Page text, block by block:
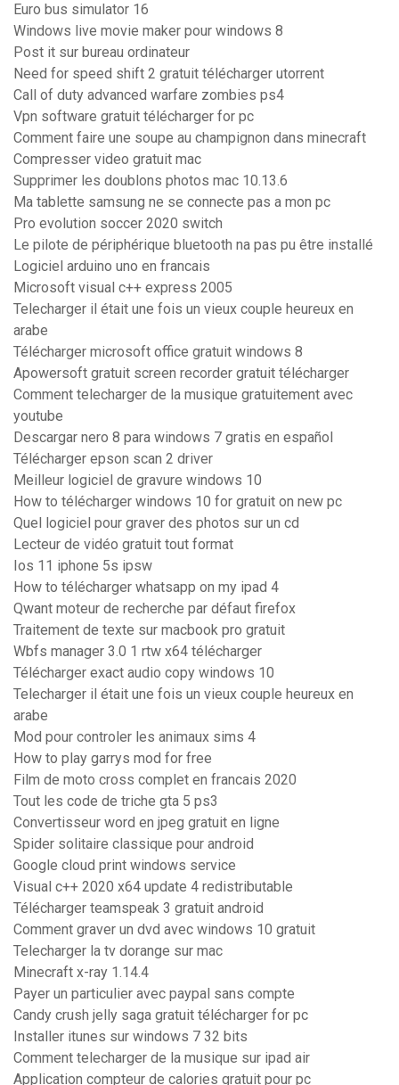
Euro bus simulator 16
Windows live movie maker pour windows 8
Post it sur bureau ordinateur
Need for speed shift 2 gratuit télécharger utorrent
Call of duty advanced warfare zombies ps4
Vpn software gratuit télécharger for pc
Comment faire une soupe au champignon dans minecraft
Compresser video gratuit mac
Supprimer les doublons photos mac 10.13.6
Ma tablette samsung ne se connecte pas a mon pc
Pro evolution soccer 2020 switch
Le pilote de périphérique bluetooth na pas pu être installé
Logiciel arduino uno en francais
Microsoft visual c++ express 2005
Telecharger il était une fois un vieux couple heureux en
arabe
Télécharger microsoft office gratuit windows 8
Apowersoft gratuit screen recorder gratuit télécharger
Comment telecharger de la musique gratuitement avec
youtube
Descargar nero 8 para windows 7 gratis en español
Télécharger epson scan 2 driver
Meilleur logiciel de gravure windows 10
How to télécharger windows 10 for gratuit on new pc
Quel logiciel pour graver des photos sur un cd
Lecteur de vidéo gratuit tout format
Ios 11 iphone 5s ipsw
How to télécharger whatsapp on my ipad 4
Qwant moteur de recherche par défaut firefox
Traitement de texte sur macbook pro gratuit
Wbfs manager 3.0 1 rtw x64 télécharger
Télécharger exact audio copy windows 10
Telecharger il était une fois un vieux couple heureux en
arabe
Mod pour controler les animaux sims 4
How to play garrys mod for free
Film de moto cross complet en francais 2020
Tout les code de triche gta 5 ps3
Convertisseur word en jpeg gratuit en ligne
Spider solitaire classique pour android
Google cloud print windows service
Visual c++ 2020 x64 update 4 redistributable
Télécharger teamspeak 3 gratuit android
Comment graver un dvd avec windows 10 gratuit
Telecharger la tv dorange sur mac
Minecraft x-ray 1.14.4
Payer un particulier avec paypal sans compte
Candy crush jelly saga gratuit télécharger for pc
Installer itunes sur windows 7 32 bits
Comment telecharger de la musique sur ipad air
Application compteur de calories gratuit pour pc